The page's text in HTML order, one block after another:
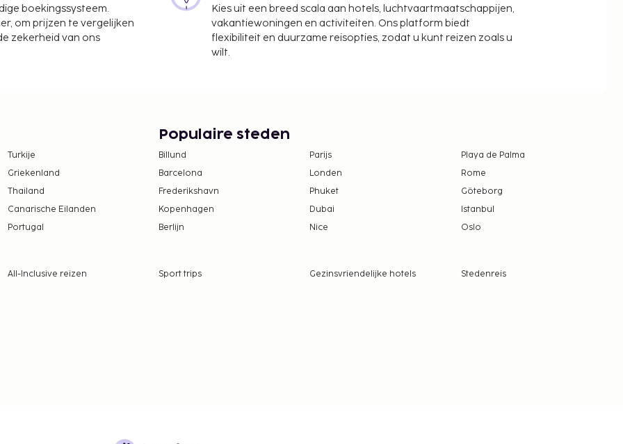
heeft een
nacht
boekingssysteem.
om prijzen te vergelijken
zekerheid van ons
Kies uit een breed scala aan hotels, luchtvaartmaatschappijen,
vakantiewoningen en activiteiten. Ons platform biedt
flexibiliteit en duurzame reisopties, zodat u kunt reizen zoals u
wilt.
Turkije
Griekenland
Thailand
Canarische Eilanden
Portugal
Populaire steden
Billund Parijs
Playa de Palma
Barcelona
Londen
Rome
Frederikshavn
Phuket
Göteborg
Kopenhagen
Dubai
Istanbul
Berlijn
Nice Oslo
All-Inclusive reizen Sport trips Gezinsvriendelijke hotels
Stedenreis